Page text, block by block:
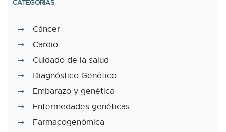
CATEGORÍAS
Cáncer
Cardio
Cuidado de la salud
Diagnóstico Genético
Embarazo y genética
Enfermedades genéticas
Farmacogenómica